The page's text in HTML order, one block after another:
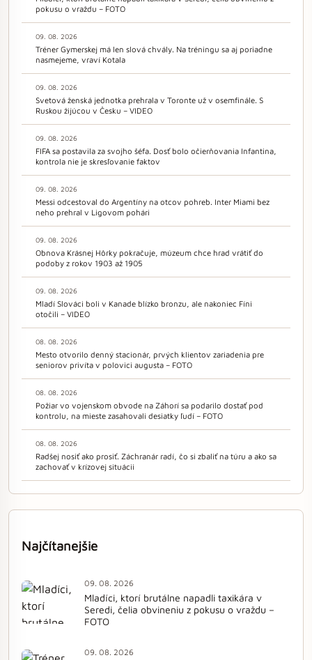
pokusu o vraždu – FOTO
09. 08. 2026
Tréner Gymerskej má len slová chvály. Na tréningu sa aj poriadne
nasmejeme, vraví Kotala
09. 08. 2026
Svetová ženská jednotka prehrala v Toronte už v osemfinále. S
Ruskou žijúcou v Česku – VIDEO
09. 08. 2026
FIFA sa postavila za svojho šéfa. Dosť bolo očierňovania Infantina,
kontrola nie je skresľovanie faktov
09. 08. 2026
Messi odcestoval do Argentíny na otcov pohreb. Inter Miami bez
neho prehral v Ligovom pohári
09. 08. 2026
Obnova Krásnej Hôrky pokračuje, múzeum chce hrad vrátiť do
podoby z rokov 1903 až 1905
09. 08. 2026
Mladí Slováci boli v Kanade blízko bronzu, ale nakoniec Fíni
otočili – VIDEO
08. 08. 2026
Mesto otvorilo denný stacionár, prvých klientov zariadenia pre
seniorov privíta v polovici augusta – FOTO
08. 08. 2026
Požiar vo vojenskom obvode na Záhorí sa podarilo dostať pod
kontrolu, na mieste zasahovali desiatky ľudí – FOTO
08. 08. 2026
Radšej nosiť ako prosiť. Záchranár radí, čo si zbaliť na túru a ako sa
zachovať v krízovej situácii
Najčítanejšie
09. 08. 2026
Mladíci, ktorí brutálne napadli taxikára v
Seredi, čelia obvineniu z pokusu o vraždu –
FOTO
09. 08. 2026